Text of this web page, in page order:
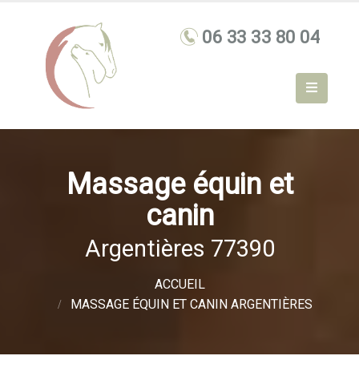
Massage équin et
canin
Argentières 77390
ACCUEIL
MASSAGE ÉQUIN ET CANIN ARGENTIÈRES